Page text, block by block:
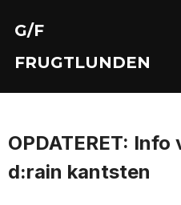
indhold
G/F
FRUGTLUNDEN
OPDATERET:
d:rain kantsten